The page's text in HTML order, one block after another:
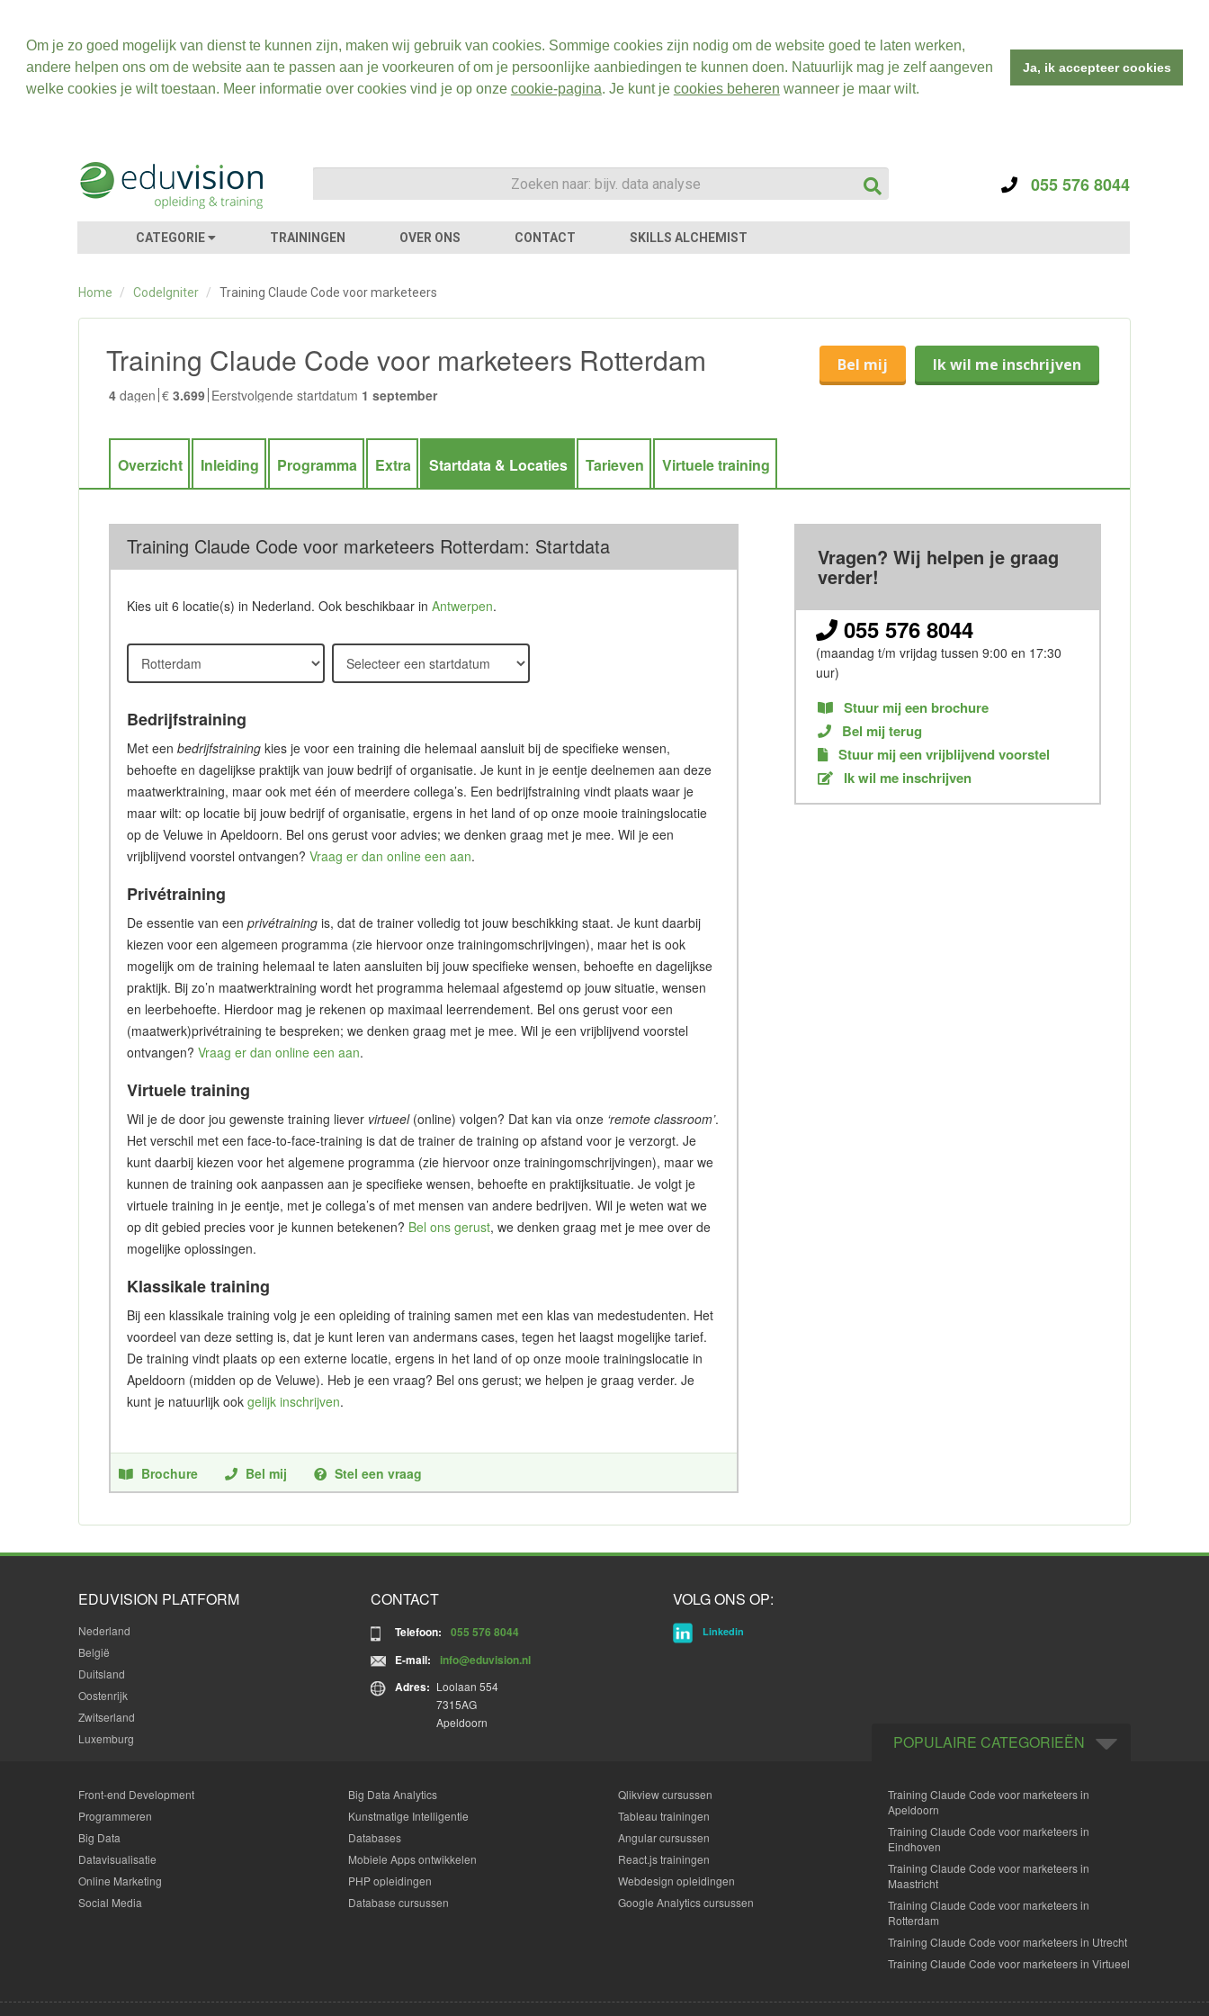
Om je zo goed mogelijk van dienst te kunnen zijn, maken wij gebruik van cookies. Sommige cookies zijn nodig om de website goed te laten werken,
andere helpen ons om de website aan te passen aan je voorkeuren of om je persoonlijke aanbiedingen te kunnen doen. Natuurlijk mag je zelf aangeven
welke cookies je wilt toestaan. Meer informatie over cookies vind je op onze cookie-pagina. Je kunt je cookies beheren wanneer je maar wilt.
Ja, ik accepteer cookies
055 576 8044
CATEGORIE TRAININGEN OVER ONS CONTACT SKILLS ALCHEMIST
Home / CodeIgniter / Training Claude Code voor marketeers
Training Claude Code voor marketeers Rotterdam
4 dagen € 3.699 Eerstvolgende startdatum 1 september
Bel mij Ik wil me inschrijven
Overzicht Inleiding Programma Extra Startdata & Locaties Tarieven Virtuele training
Training Claude Code voor marketeers Rotterdam: Startdata
Kies uit 6 locatie(s) in Nederland. Ook beschikbaar in Antwerpen.
Bedrijfstraining
Met een bedrijfstraining kies je voor een training die helemaal aansluit bij de specifieke wensen,
behoefte en dagelijkse praktijk van jouw bedrijf of organisatie. Je kunt in je eentje deelnemen aan deze
maatwerktraining, maar ook met één of meerdere collega’s. Een bedrijfstraining vindt plaats waar je
maar wilt: op locatie bij jouw bedrijf of organisatie, ergens in het land of op onze mooie trainingslocatie
op de Veluwe in Apeldoorn. Bel ons gerust voor advies; we denken graag met je mee. Wil je een
vrijblijvend voorstel ontvangen? Vraag er dan online een aan.
Privétraining
De essentie van een privétraining is, dat de trainer volledig tot jouw beschikking staat. Je kunt daarbij
kiezen voor een algemeen programma (zie hiervoor onze trainingomschrijvingen), maar het is ook
mogelijk om de training helemaal te laten aansluiten bij jouw specifieke wensen, behoefte en dagelijkse
praktijk. Bij zo’n maatwerktraining wordt het programma helemaal afgestemd op jouw situatie, wensen
en leerbehoefte. Hierdoor mag je rekenen op maximaal leerrendement. Bel ons gerust voor een
(maatwerk)privétraining te bespreken; we denken graag met je mee. Wil je een vrijblijvend voorstel
ontvangen? Vraag er dan online een aan.
Virtuele training
Wil je de door jou gewenste training liever virtueel(online) volgen? Dat kan via onze ‘remote classroom’.
Het verschil met een face-to-face-training is dat de trainer de training op afstand voor je verzorgt. Je
kunt daarbij kiezen voor het algemene programma (zie hiervoor onze trainingomschrijvingen), maar we
kunnen de training ook aanpassen aan je specifieke wensen, behoefte en praktijksituatie. Je volgt je
virtuele training in je eentje, met je collega’s of met mensen van andere bedrijven. Wil je weten wat we
op dit gebied precies voor je kunnen betekenen? Bel ons gerust, we denken graag met je mee over de
mogelijke oplossingen.
Klassikale training
Bij een klassikale training volg je een opleiding of training samen met een klas van medestudenten. Het
voordeel van deze setting is, dat je kunt leren van andermans cases, tegen het laagst mogelijke tarief.
De training vindt plaats op een externe locatie, ergens in het land of op onze mooie trainingslocatie in
Apeldoorn (midden op de Veluwe). Heb je een vraag? Bel ons gerust; we helpen je graag verder. Je
kunt je natuurlijk ook gelijk inschrijven.
Brochure Bel mij Stel een vraag
Vragen? Wij helpen je graag
verder!
055 576 8044
(maandag t/m vrijdag tussen 9:00 en 17:30
uur)
Stuur mij een brochure
Bel mij terug
Stuur mij een vrijblijvend voorstel
Ik wil me inschrijven
EDUVISION PLATFORM
Nederland
België
Duitsland
Oostenrijk
Zwitserland
Luxemburg
CONTACT
Telefoon:
055 576 8044
E-mail:
info@eduvision.nl
Adres: Loolaan 554
7315AG
Apeldoorn
VOLG ONS OP:
Linkedin
POPULAIRE CATEGORIEËN
Front-end Development
Programmeren
Big Data
Datavisualisatie
Online Marketing
Social Media
Big Data Analytics
Kunstmatige Intelligentie
Databases
Mobiele Apps ontwikkelen
PHP opleidingen
Database cursussen
Qlikview cursussen
Tableau trainingen
Angular cursussen
React.js trainingen
Webdesign opleidingen
Google Analytics cursussen
Training Claude Code voor marketeers in
Apeldoorn
Training Claude Code voor marketeers in
Eindhoven
Training Claude Code voor marketeers in
Maastricht
Training Claude Code voor marketeers in
Rotterdam
Training Claude Code voor marketeers in Utrecht
Training Claude Code voor marketeers in Virtueel